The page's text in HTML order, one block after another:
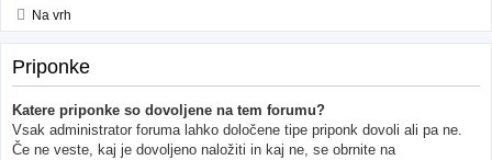
Na vrh
Priponke
Katere priponke so dovoljene na tem forumu?
Vsak administrator foruma lahko določene tipe priponk dovoli ali pa ne.
Če ne veste, kaj je dovoljeno naložiti in kaj ne, se obrnite na